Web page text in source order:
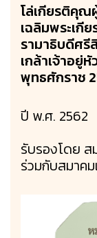
โล่เกียรติคุณ
เฉลิมพระเกี
รามาธิบดีศรี
เกล้าเจ้าอยู่
พุทธศักราช
ปี พ.ศ. 2562
รับรองโดย ส
ร่วมกับสมาคม